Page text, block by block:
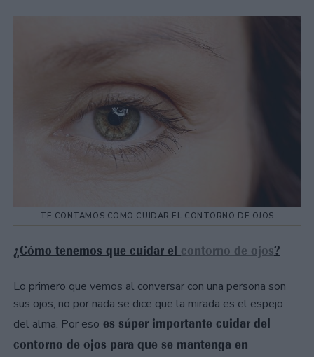
TE CONTAMOS COMO CUIDAR EL CONTORNO DE OJOS
¿Cómo tenemos que cuidar el contorno de ojos?
Lo primero que vemos al conversar con una persona son
sus ojos, no por nada se dice que la mirada es el espejo
del alma. Por eso es súper importante cuidar del
contorno de ojos para que se mantenga en